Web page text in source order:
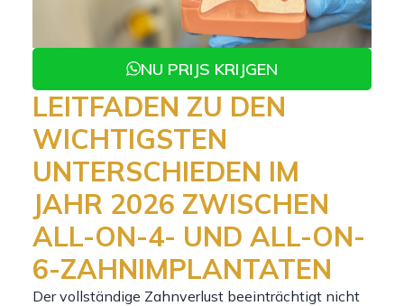
NU PRIJS KRIJGEN
LEITFADEN ZU DEN
WICHTIGSTEN
UNTERSCHIEDEN IM
JAHR 2026 ZWISCHEN
ALL-ON-4- UND ALL-ON-
6-ZAHNIMPLANTATEN
Der vollständige Zahnverlust beeinträchtigt nicht